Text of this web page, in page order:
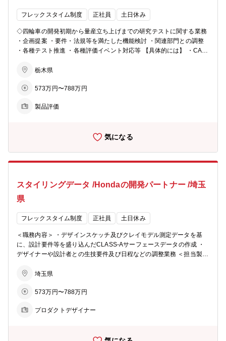
フレックスタイム制度 正社員 土日休み
◇四輪車の開発初期から量産立ち上げまでの研究テストに関する業務
・企画提案 ・要件・法規等を満たした機能検討 ・関連部門との調整
・各種テスト推進 ・各種評価イベント対応等 【具体的には】 ・CAE
成、結果解析、予実検証
栃木県
573万円〜788万円
製品評価
気になる
スタイリングデータ /Hondaの開発パートナー /埼玉
県
フレックスタイム制度 正社員 土日休み
＜職務内容＞ ・デザインスケッチ及びクレイモデル測定データを基
に、設計要件等を盛り込んだCLASS-Aサーフェースデータの作成 ・
デザイナーや設計者との生技要件及び日程などの調整業務 ＜担当製品
ンパネ、ドア、その他内装部品など ＜使用ツール＞ PowerPoint、Ex
リングツール ＜やりがい・魅力＞ デザインの最終アウトプットとし
るのが私たちのミッションです。時にはミリ単位というレベルを超え
埼玉県
573万円〜788万円
プロダクトデザイナー